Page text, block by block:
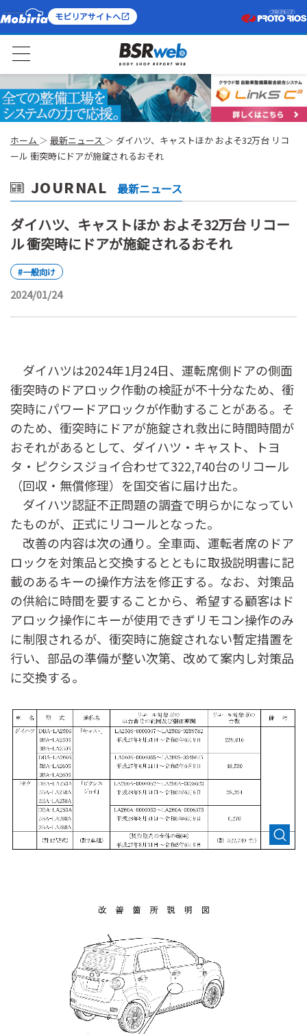
モビリアサイトへ
ホーム 最新ニュース
ダイハツ、キャストほか およそ32万台 リコ
ール 衝突時にドアが施錠されるおそれ
JOURNAL 最新ニュース
ダイハツ、キャストほか およそ32万台 リコー
ル 衝突時にドアが施錠されるおそれ
#一般向け
2024/01/24
ダイハツは2024年1月24日、運転席側ドアの側面
衝突時のドアロック作動の検証が不十分なため、衝
突時にパワードアロックが作動することがある。そ
のため、衝突時にドアが施錠され救出に時間時間が
おそれがあるとして、ダイハツ・キャスト、トヨ
タ・ピクシスジョイ合わせて322,740台のリコール
（回収・無償修理）を国交省に届け出た。
ダイハツ認証不正問題の調査で明らかになってい
たものが、正式にリコールとなった。
改善の内容は次の通り。全車両、運転者席のドア
ロックを対策品と交換するとともに取扱説明書に記
載のあるキーの操作方法を修正する。なお、対策品
の供給に時間を要することから、希望する顧客はド
アロック操作にキーが使用できずリモコン操作のみ
に制限されるが、衝突時に施錠されない暫定措置を
行い、部品の準備が整い次第、改めて案内し対策品
に交換する。